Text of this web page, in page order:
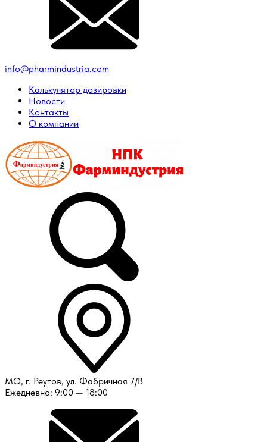
info@pharmindustria.com
Калькулятор дозировки
Новости
Контакты
О компании
МО, г. Реутов, ул. Фабричная 7/В
Ежедневно: 9:00 — 18:00